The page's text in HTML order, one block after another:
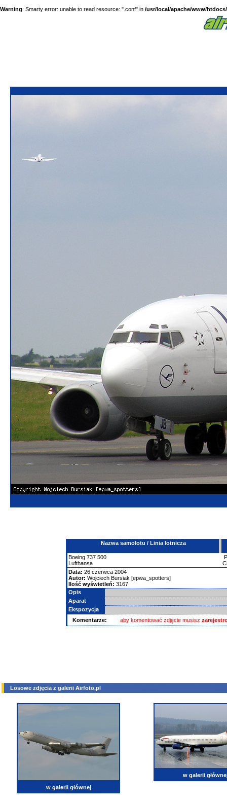
Warning: Smarty error: unable to read resource: ".conf" in /usr/local/apache/www/
Nazwa samolotu / Linia lotnicza
Boeing 737 500
Lufthansa
Data: 26 czerwca 2004
Autor: Wojciech Bursiak [epwa_spotters]
Ilość wyświetleń: 3167
Opis
Aparat
Ekspozycja
Komentarze:
aby komentować zdjęcie musisz
Losowe zdjęcia z galerii Airfoto.pl
w galerii głównej
w galerii